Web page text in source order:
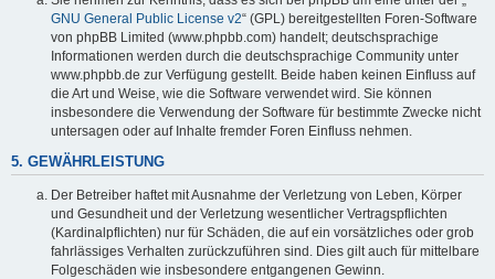
GNU General Public License v2“ (GPL) bereitgestellten Foren-Software
von phpBB Limited (www.phpbb.com) handelt; deutschsprachige
Informationen werden durch die deutschsprachige Community unter
www.phpbb.de zur Verfügung gestellt. Beide haben keinen Einfluss auf
die Art und Weise, wie die Software verwendet wird. Sie können
insbesondere die Verwendung der Software für bestimmte Zwecke nicht
untersagen oder auf Inhalte fremder Foren Einfluss nehmen.
5. GEWÄHRLEISTUNG
Der Betreiber haftet mit Ausnahme der Verletzung von Leben, Körper
und Gesundheit und der Verletzung wesentlicher Vertragspflichten
(Kardinalpflichten) nur für Schäden, die auf ein vorsätzliches oder grob
fahrlässiges Verhalten zurückzuführen sind. Dies gilt auch für mittelbare
Folgeschäden wie insbesondere entgangenen Gewinn.